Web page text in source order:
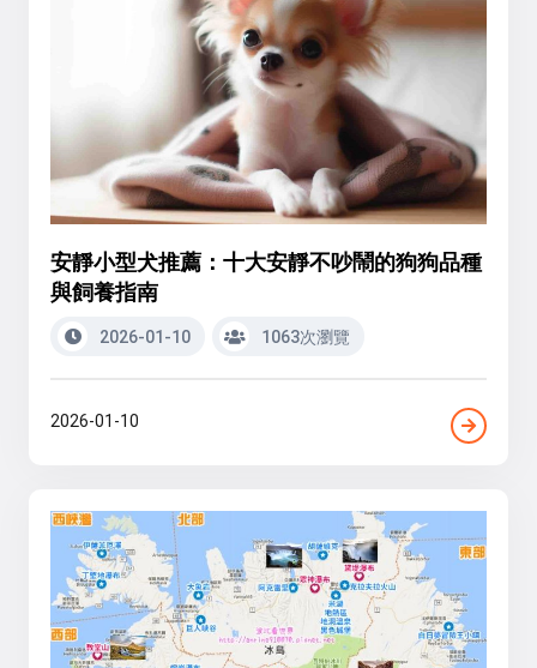
安靜小型犬推薦：十大安靜不吵鬧的狗狗品種
與飼養指南
2026-01-10 1063次瀏覽
2026-01-10